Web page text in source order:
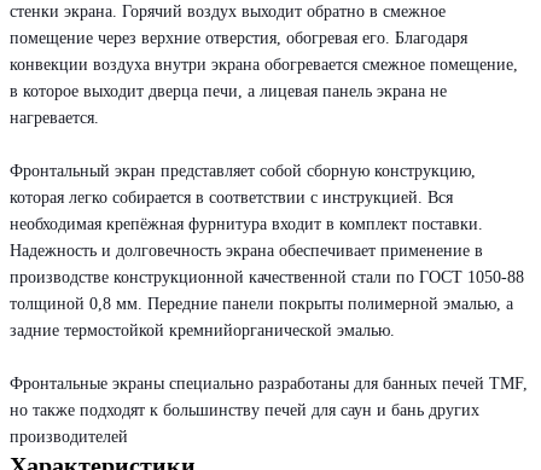
стенки экрана. Горячий воздух выходит обратно в смежное
помещение через верхние отверстия, обогревая его. Благодаря
конвекции воздуха внутри экрана обогревается смежное помещение,
в которое выходит дверца печи, а лицевая панель экрана не
нагревается.
Фронтальный экран представляет собой сборную конструкцию,
которая легко собирается в соответствии с инструкцией. Вся
необходимая крепёжная фурнитура входит в комплект поставки.
Надежность и долговечность экрана обеспечивает применение в
производстве конструкционной качественной стали по ГОСТ 1050-88
толщиной 0,8 мм. Передние панели покрыты полимерной эмалью, а
задние термостойкой кремнийорганической эмалью.
Фронтальные экраны специально разработаны для банных печей TMF,
но также подходят к большинству печей для саун и бань других
производителей
Характеристики